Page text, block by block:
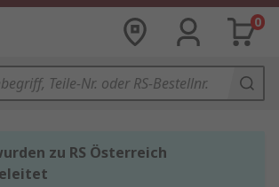
0
zu RS Österreich